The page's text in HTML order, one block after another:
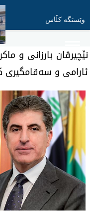
وێستگە کڵاس
نێچیرڤان بارزانی و
ئارامی و سەقامگیری